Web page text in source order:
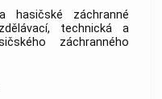
hasičské záchranné
technická a
záchranného